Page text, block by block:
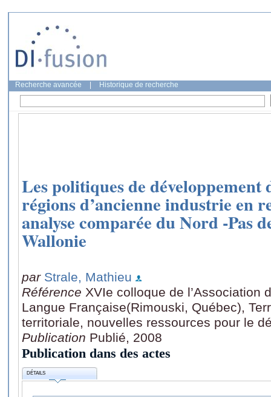
Recherche avancée Historique de recherche
Les politiques de développement
régions d’ancienne industrie en
analyse comparée du Nord -Pas
Wallonie
par Strale, Mathieu
Référence XVIe colloque de l’Association
Langue Française(Rimouski, Québec),
territoriale, nouvelles ressources pour le
Publication Publié, 2008
Publication dans des actes
DÉTAILS